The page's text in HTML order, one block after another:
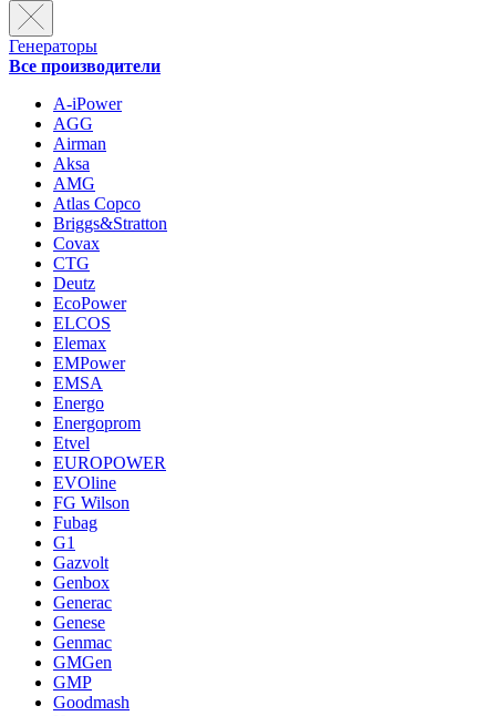
Генераторы
Все производители
A-iPower
AGG
Airman
Aksa
AMG
Atlas Copco
Briggs&Stratton
Covax
CTG
Deutz
EcoPower
ELCOS
Elemax
EMPower
EMSA
Energo
Energoprom
Etvel
EUROPOWER
EVOline
FG Wilson
Fubag
G1
Gazvolt
Genbox
Generac
Genese
Genmac
GMGen
GMP
Goodmash